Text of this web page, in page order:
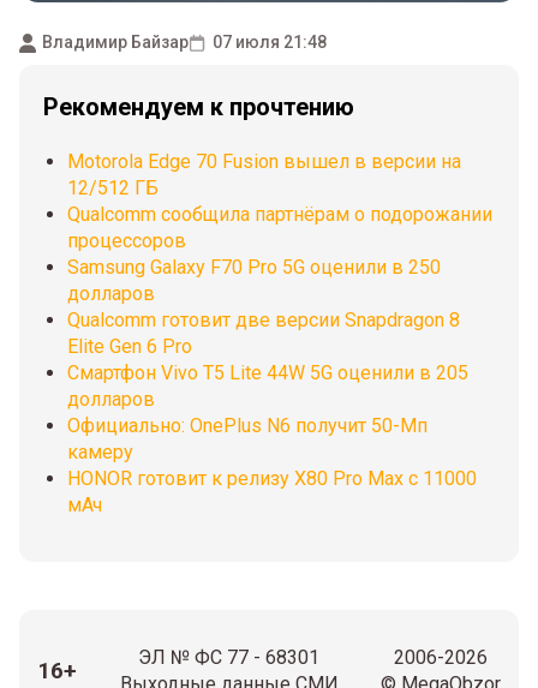
Владимир Байзар 07 июля 21:48
Рекомендуем к прочтению
Motorola Edge 70 Fusion вышел в версии на
12/512 ГБ
Qualcomm сообщила партнёрам о подорожании
процессоров
Samsung Galaxy F70 Pro 5G оценили в 250
долларов
Qualcomm готовит две версии Snapdragon 8
Elite Gen 6 Pro
Смартфон Vivo T5 Lite 44W 5G оценили в 205
долларов
Официально: OnePlus N6 получит 50-Мп
камеру
HONOR готовит к релизу X80 Pro Max с 11000
мАч
16+
ЭЛ № ФС 77 - 68301
2006-2026